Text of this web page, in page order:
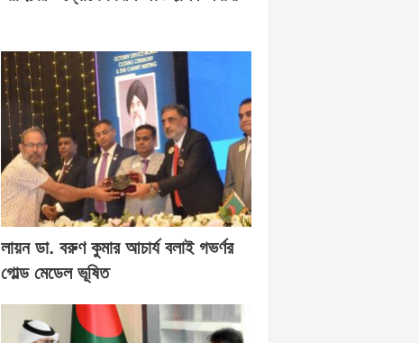
লায়ন ডা. বরুণ কুমার আচার্য বলাই গভর্ণর
গোল্ড মেডেল ভূষিত